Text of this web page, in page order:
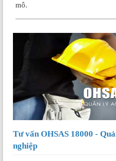
mô.
Tư vấn OHSAS 18000 -
nghiệp